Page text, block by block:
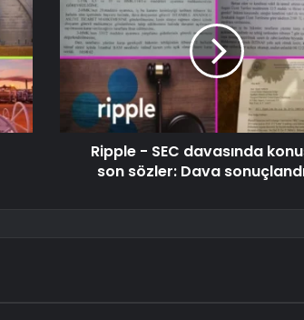
Ripple - SEC davasında
son sözler: Dava